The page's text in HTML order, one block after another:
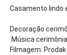
Casamento lindo
Decoração
Música
Filmagem: Prodak